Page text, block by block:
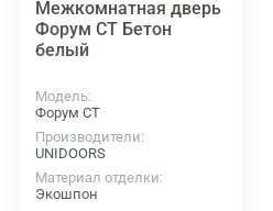
Межкомнатная дверь
Форум СТ Бетон
белый
Модель
Форум СТ
Производители
UNIDOORS
Материал отделки
Экошпон